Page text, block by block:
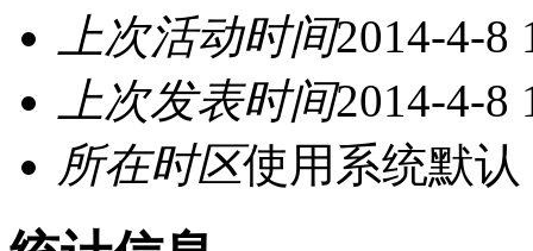
上次活动时间2014-4-8
上次发表时间2014-4-8
所在时区使用系统默认